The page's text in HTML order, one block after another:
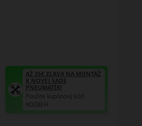
AŽ 35€ ZĽAVA NA MONTÁŽ
K NOVEJ SADE
PNEUMATÍK!
Použite kupónový kód
ROZBEH